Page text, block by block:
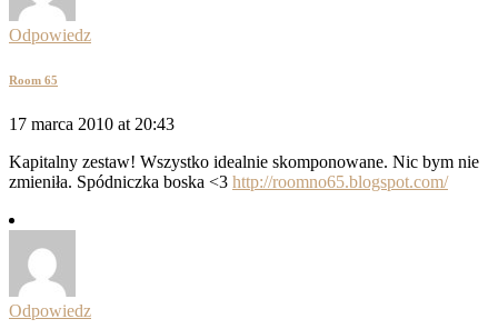
Odpowiedz
Room 65
17 marca 2010 at 20:43
Kapitalny zestaw! Wszystko idealnie skomponowane. Nic bym nie
zmieniła. Spódniczka boska <3 http://roomno65.blogspot.com/
Odpowiedz